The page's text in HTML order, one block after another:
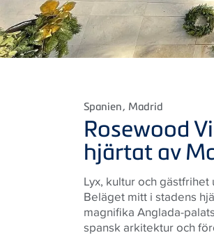
Spanien, Madrid
Rosewood
hjärtat av
Lyx, kultur och
Beläget mitt i stadens
magnifika Anglada-
spansk arkitektur och